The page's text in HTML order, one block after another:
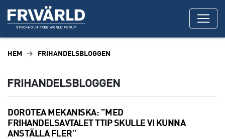
HEM FRIHANDELSBLOGGEN
FRIHANDELSBLOGGEN
DOROTEA MEKANISKA: ”MED
FRIHANDELSAVTALET TTIP SKULLE VI KUNNA
ANSTÄLLA FLER”